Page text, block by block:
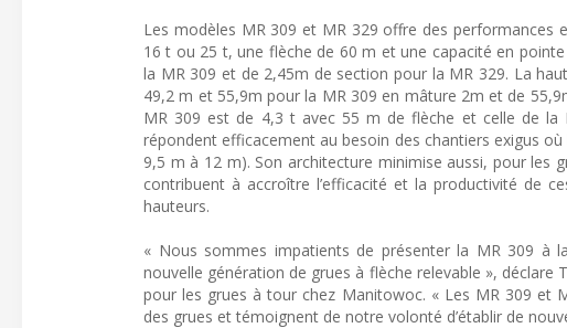
Les modèles MR 309 et MR 329 offre des performances
16 t ou 25 t, une flèche de 60 m et une capacité en
la MR 309 et de 2,45m de section pour la MR 329. La
49,2 m et 55,9m pour la MR 309 en mâture 2m et de
MR 309 est de 4,3 t avec 55 m de flèche et celle de la
répondent efficacement au besoin des chantiers exigus
9,5 m à 12 m). Son architecture minimise aussi, pour les
contribuent à accroître l’efficacité et la productivité de
hauteurs.
« Nous sommes impatients de présenter la MR 309 à
nouvelle génération de grues à flèche relevable »,
pour les grues à tour chez Manitowoc. « Les MR 309 et
des grues et témoignent de notre volonté d’établir de